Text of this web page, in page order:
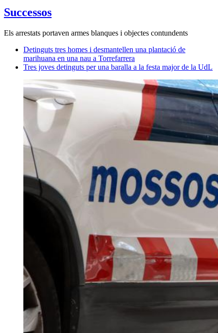
Successos
Els arrestats portaven armes blanques i objectes contundents
Detinguts tres homes i desmantellen una plantació de
marihuana en una nau a Torrefarrera
Tres joves detinguts per una baralla a la festa major de la UdL